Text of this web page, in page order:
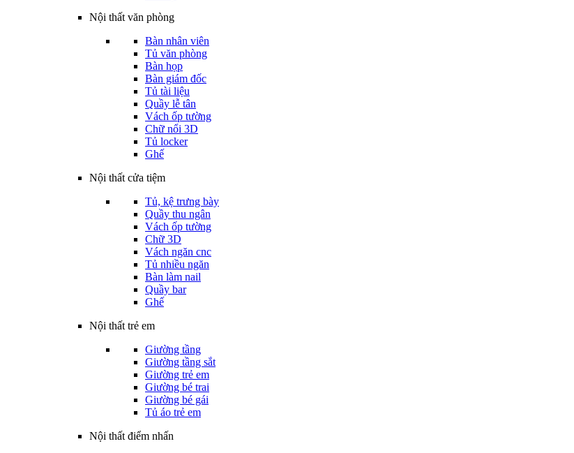
Nội thất văn phòng
Bàn nhân viên
Tủ văn phòng
Bàn họp
Bàn giám đốc
Tủ tài liệu
Quầy lễ tân
Vách ốp tường
Chữ nổi 3D
Tủ locker
Ghế
Nội thất cửa tiệm
Tủ, kệ trưng bày
Quầy thu ngân
Vách ốp tường
Chữ 3D
Vách ngăn cnc
Tủ nhiều ngăn
Bàn làm nail
Quầy bar
Ghế
Nội thất trẻ em
Giường tầng
Giường tầng sắt
Giường trẻ em
Giường bé trai
Giường bé gái
Tủ áo trẻ em
Nội thất điểm nhấn